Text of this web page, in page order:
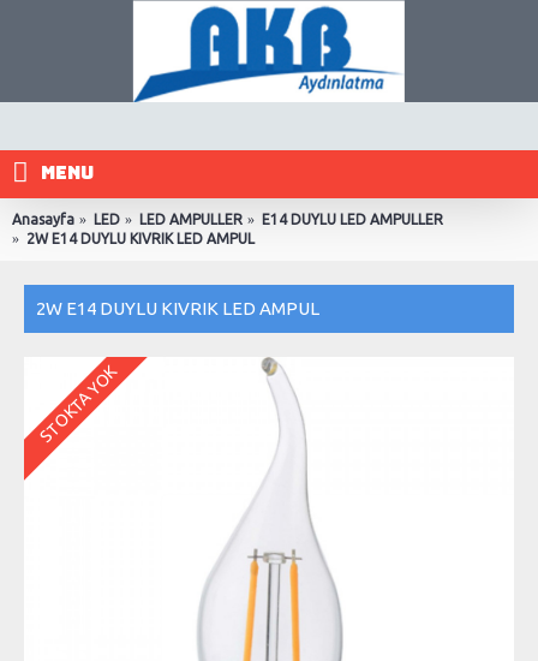
MENU
Anasayfa LED LED AMPULLER
E14 DUYLU LED AMPULLER
2W E14 DUYLU KIVRIK LED AMPUL
2W E14 DUYLU KIVRIK LED AMPUL
STOKTA YOK